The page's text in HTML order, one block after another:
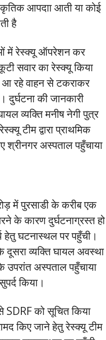
आपदाा आती या कोई
है
में रेस्क्यू ऑपरेशन कर
सवार का रेस्क्यू किया
आ रहे वाहन से टकराकर
दुर्घटना की जानकारी
व्यक्ति मनीष नेगी पुत्र
टीम द्वारा प्राथमिक
श्रीनगर अस्पताल पहुँचाया
में पुरसाडी के करीब एक
के कारण दुर्घटनाग्रस्त हो
हेतु घटनास्थल पर पहुँची।
दूसरा व्यक्ति घायल अवस्था
उपरांत अस्पताल पहुँचाया
किया।
से SDRF को सूचित किया
किए जाने हेतु रेस्क्यू टीम